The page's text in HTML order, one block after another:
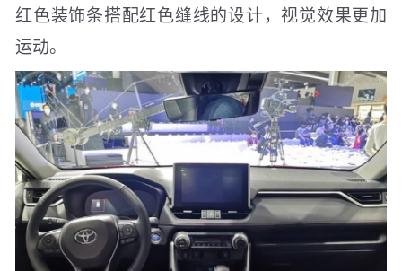
红色装饰条搭配红色缝线的设计，视觉效果更加
运动。